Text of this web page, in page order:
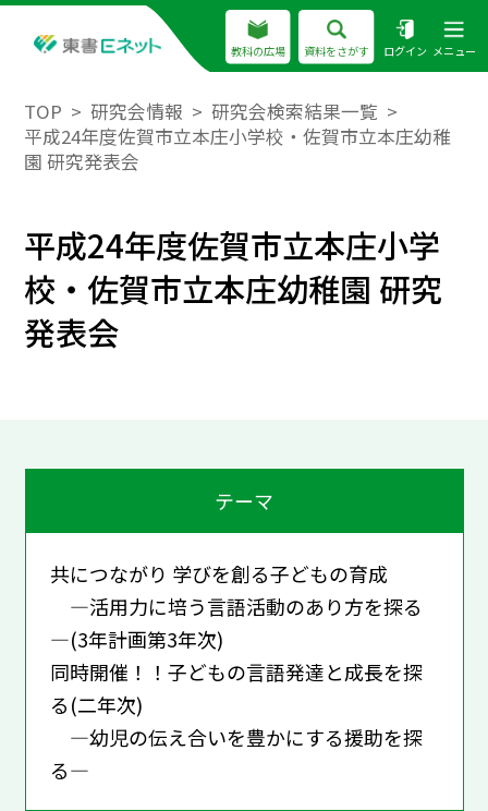
教科の広場 資料をさがす ログイン メニュー
TOP 研究会情報
研究会検索結果一覧
平成24年度佐賀市立本庄小学校・佐賀市立本庄幼稚
園 研究発表会
平成24年度佐賀市立本庄小学
校・佐賀市立本庄幼稚園 研究
発表会
テーマ
共につながり 学びを創る子どもの育成
―活用力に培う言語活動のあり方を探る
―(3年計画第3年次)
同時開催！！子どもの言語発達と成長を探
る(二年次)
―幼児の伝え合いを豊かにする援助を探
る―